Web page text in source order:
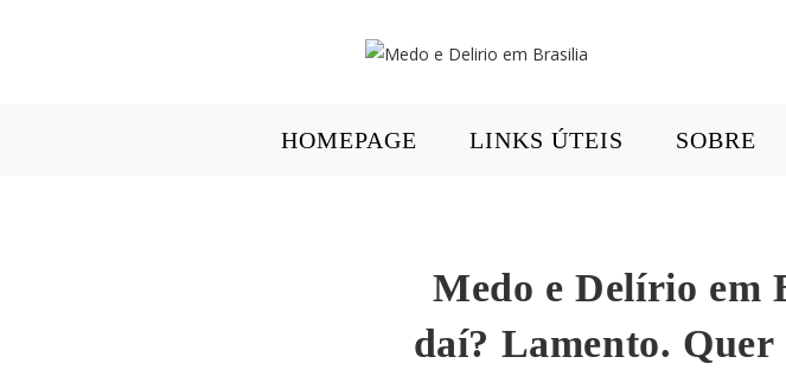
HOMEPAGE LINKS ÚTEIS SOBRE
Medo e Delírio em
daí? Lamento. Quer